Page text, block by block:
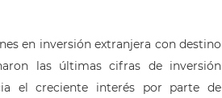
en inversión extranjera con destino
las últimas cifras de inversión
el creciente interés por parte de